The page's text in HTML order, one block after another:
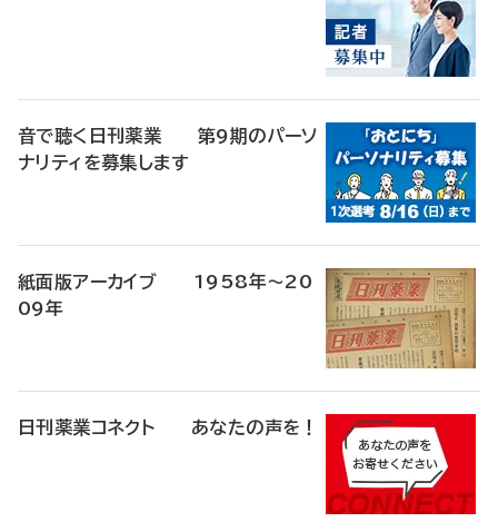
音で聴く日刊薬業 第9期のパーソ
ナリティを募集します
紙面版アーカイブ 1958年～20
09年
日刊薬業コネクト あなたの声を！